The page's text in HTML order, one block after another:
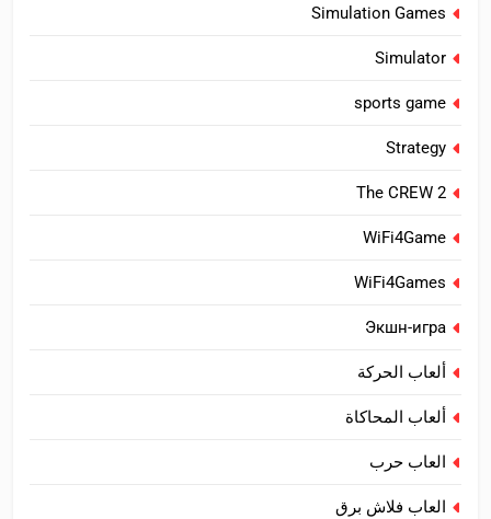
Simulation Games
Simulator
sports game
Strategy
The CREW 2
WiFi4Game
WiFi4Games
Экшн-игра
ألعاب الحركة
ألعاب المحاكاة
العاب حرب
العاب فلاش برق